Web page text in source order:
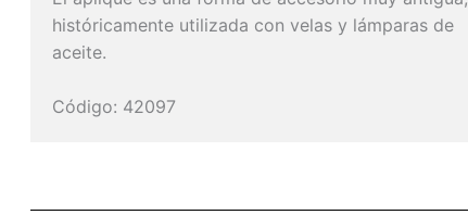
históricamente utilizada con velas y lámparas de
aceite.
Código: 42097